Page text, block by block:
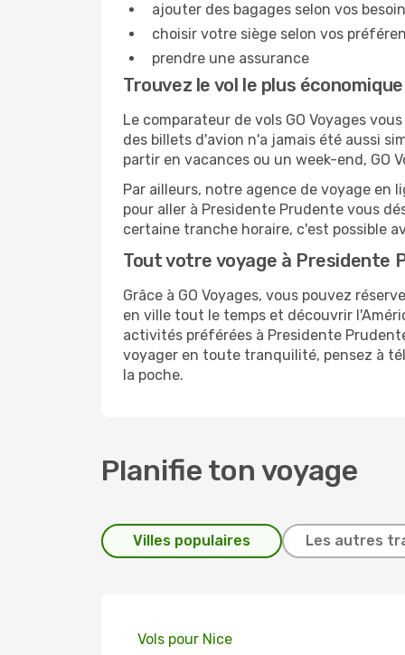
ajouter des bagages selon vos
choisir votre siège selon vos
prendre une assurance
Trouvez le vol le plus
Le comparateur de vols GO Voyages
des billets d'avion n'a jamais été aussi
partir en vacances ou un week-end, GO
Par ailleurs, notre agence de voyage en
pour aller à Presidente Prudente vous
certaine tranche horaire, c'est possible
Tout votre voyage à Presidente
Grâce à GO Voyages, vous pouvez
en ville tout le temps et découvrir
activités préférées à Presidente
voyager en toute tranquilité, pensez à
la poche.
Planifie ton voyage
Villes populaires Les autres
Vols pour Nice